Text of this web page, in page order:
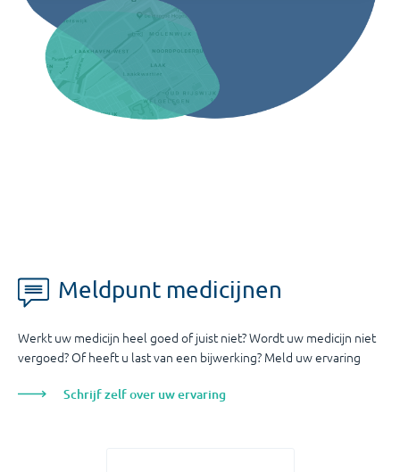
Meldpunt medicijnen
Werkt uw medicijn heel goed of juist niet? Wordt uw medicijn niet
vergoed? Of heeft u last van een bijwerking? Meld uw ervaring
Schrijf zelf over uw ervaring